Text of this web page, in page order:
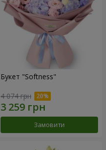
Букет "Softness"
4 074 грн
Замовити